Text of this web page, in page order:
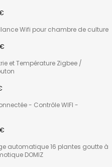
Wifi pour chambre de culture
et Température Zigbee /
- Contrôle WIFI -
automatique 16 plantes goutte à
DOMIZ